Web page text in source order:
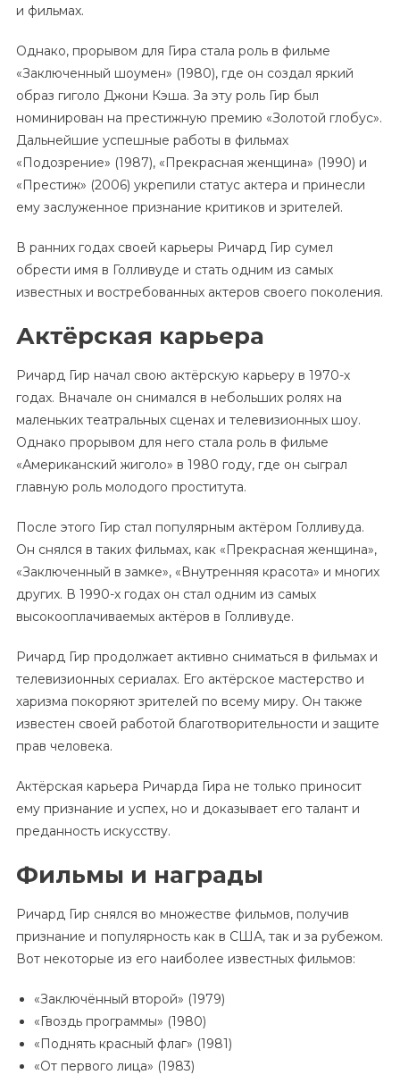
и фильмах.
Однако, прорывом для Гира стала роль в фильме
«Заключенный шоумен» (1980), где он создал яркий
образ гиголо Джони Кэша. За эту роль Гир был
номинирован на престижную премию «Золотой глобус».
Дальнейшие успешные работы в фильмах
«Подозрение» (1987), «Прекрасная женщина» (1990) и
«Престиж» (2006) укрепили статус актера и принесли
ему заслуженное признание критиков и зрителей.
В ранних годах своей карьеры Ричард Гир сумел
обрести имя в Голливуде и стать одним из самых
известных и востребованных актеров своего поколения.
Актёрская карьера
Ричард Гир начал свою актёрскую карьеру в 1970-х
годах. Вначале он снимался в небольших ролях на
маленьких театральных сценах и телевизионных шоу.
Однако прорывом для него стала роль в фильме
«Американский жиголо» в 1980 году, где он сыграл
главную роль молодого проститута.
После этого Гир стал популярным актёром Голливуда.
Он снялся в таких фильмах, как «Прекрасная женщина»,
«Заключенный в замке», «Внутренняя красота» и многих
других. В 1990-х годах он стал одним из самых
высокооплачиваемых актёров в Голливуде.
Ричард Гир продолжает активно сниматься в фильмах и
телевизионных сериалах. Его актёрское мастерство и
харизма покоряют зрителей по всему миру. Он также
известен своей работой благотворительности и защите
прав человека.
Актёрская карьера Ричарда Гира не только приносит
ему признание и успех, но и доказывает его талант и
преданность искусству.
Фильмы и награды
Ричард Гир снялся во множестве фильмов, получив
признание и популярность как в США, так и за рубежом.
Вот некоторые из его наиболее известных фильмов:
«Заключённый второй» (1979)
«Гвоздь программы» (1980)
«Поднять красный флаг» (1981)
«От первого лица» (1983)